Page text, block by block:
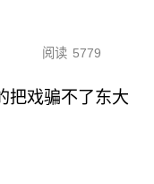
阅读 5779
把戏骗不了东大